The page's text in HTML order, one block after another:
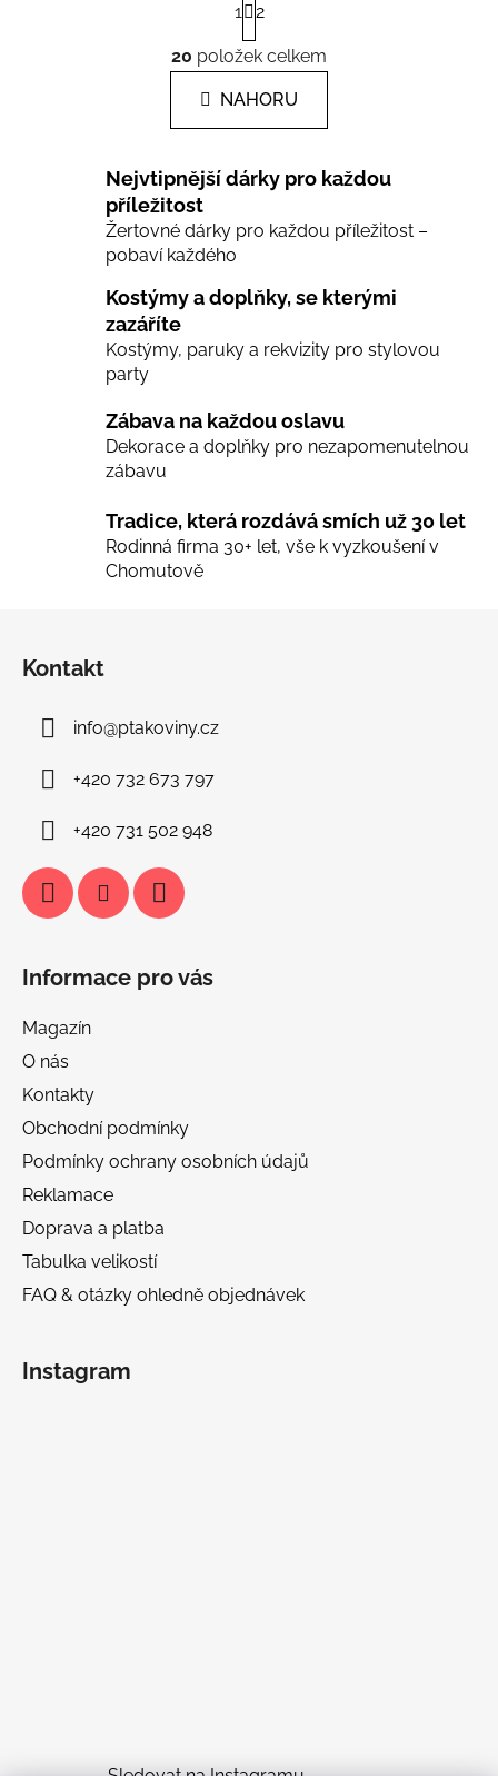
O
v
l
á
d
c
p
v
k
v
i
s
t
r
á
n
k
n
1 2
20 položek celkem
NAHORU
Nejvtipnější dárky pro každou
příležitost
Žertovné dárky pro každou příležitost –
pobaví každého
Kostýmy a doplňky, se kterými
zazáříte
Kostýmy, paruky a rekvizity pro stylovou
party
Zábava na každou oslavu
Dekorace a doplňky pro nezapomenutelnou
zábavu
Tradice, která rozdává smích už 30 let
Rodinná firma 30+ let, vše k vyzkoušení v
Chomutově
Kontakt
info@ptakoviny.cz
+420 732 673 797
+420 731 502 948
Informace pro vás
Magazín
O nás
Kontakty
Obchodní podmínky
Podmínky ochrany osobních údajů
Reklamace
Doprava a platba
Tabulka velikostí
FAQ & otázky ohledně objednávek
Instagram